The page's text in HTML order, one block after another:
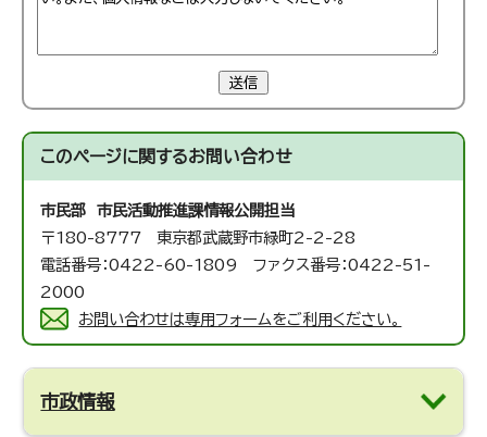
送信
このページに関するお問い合わせ
市民部 市民活動推進課情報公開担当
〒180-8777 東京都武蔵野市緑町2-2-28
電話番号：0422-60-1809 ファクス番号：0422-51-
2000
お問い合わせは専用フォームをご利用ください。
市政情報